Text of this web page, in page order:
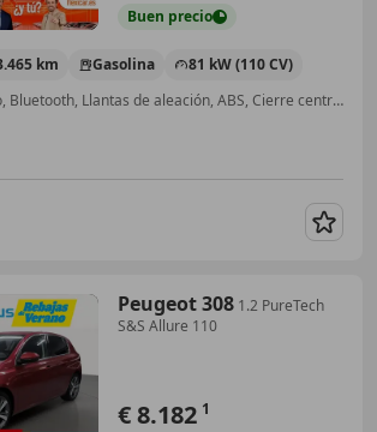
Buen precio
km Gasolina
81 kW (110 CV)
Aire Acondicionado, Bluetooth, Llantas de aleación, ABS, Cierre centralizado
Peugeot 308 1.2 PureTech
S&S Allure 110
€ 8.182 1